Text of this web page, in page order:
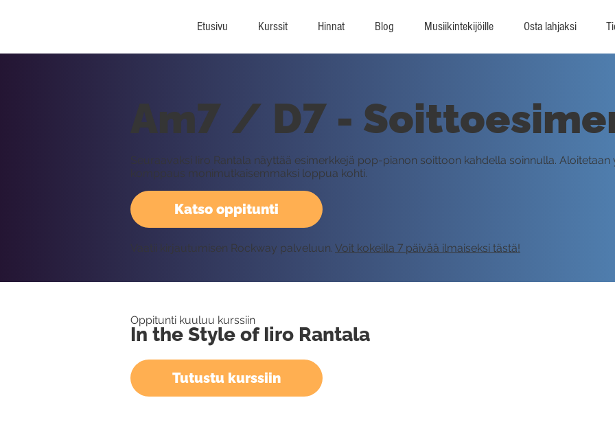
Etusivu Kurssit Hinnat Blog Musiikintekijöille Osta lahjaksi
Katso oppitunti
Am7 / D7 -
Seuraavaksi Iiro Rantala näyttää esimerkkejä pop-pianon soittoon kahdella soinnulla. Aloitetaan
komppaus monimutkaisemmaksi loppua kohti.
Vaatii kirjautumisen Rockway palveluun. Voit kokeilla 7 päivää ilmaiseksi tästä!
Oppitunti kuuluu kurssiin
In the Style of Iiro Rantala
Tutustu kurssiin